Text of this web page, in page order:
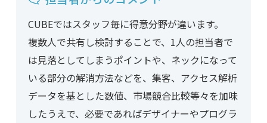
CUBEではスタッフ毎に得意分野が違います。
複数人で共有し検討することで、1人の担当者で
は見落としてしまうポイントや、ネックになって
いる部分の解消方法などを、集客、アクセス解析
データを基とした数値、市場競合比較等々を加味
したうえで、必要であればデザイナーやプログラ